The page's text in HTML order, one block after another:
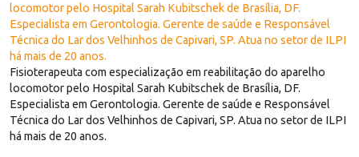
locomotor pelo Hospital Sarah Kubitschek de Brasília, DF.
Especialista em Gerontologia. Gerente de saúde e Responsável
Técnica do Lar dos Velhinhos de Capivari, SP. Atua no setor de ILPI
há mais de 20 anos.
Fisioterapeuta com especialização em reabilitação do aparelho
locomotor pelo Hospital Sarah Kubitschek de Brasília, DF.
Especialista em Gerontologia. Gerente de saúde e Responsável
Técnica do Lar dos Velhinhos de Capivari, SP. Atua no setor de ILPI
há mais de 20 anos.